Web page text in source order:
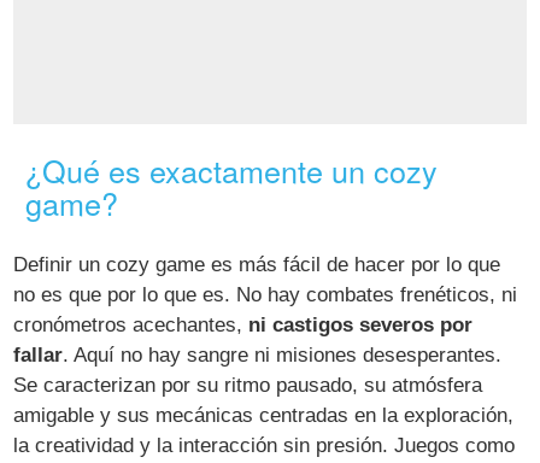
¿Qué es exactamente un cozy
game?
Definir un cozy game es más fácil de hacer por lo que
no es que por lo que es. No hay combates frenéticos, ni
cronómetros acechantes, ni castigos severos por
fallar. Aquí no hay sangre ni misiones desesperantes.
Se caracterizan por su ritmo pausado, su atmósfera
amigable y sus mecánicas centradas en la exploración,
la creatividad y la interacción sin presión. Juegos como